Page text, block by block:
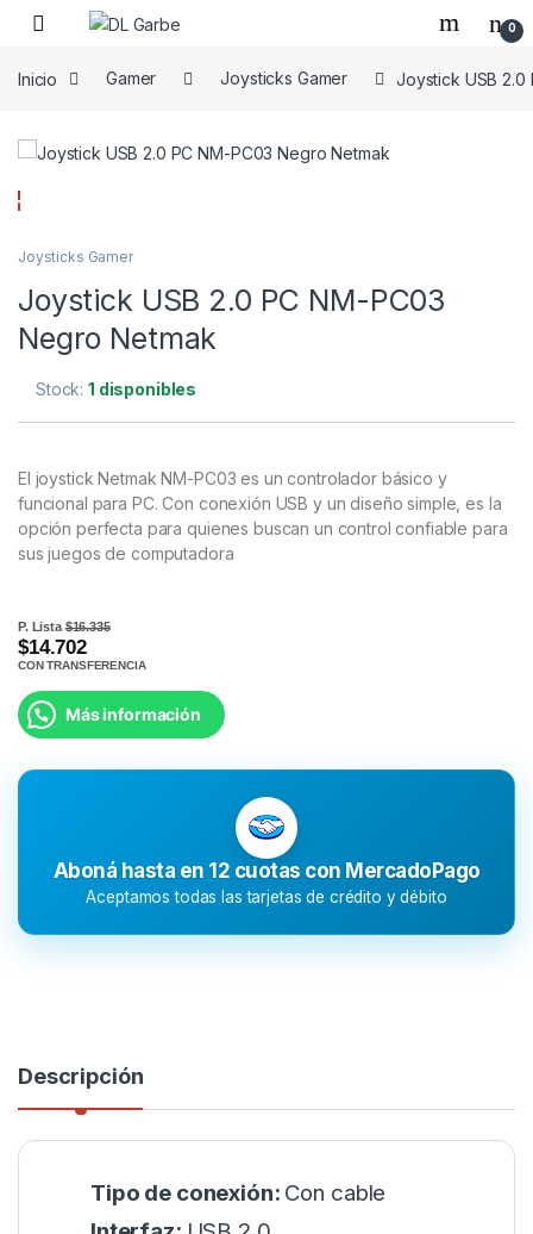
0
Inicio Gamer Joysticks Gamer Joystick USB 2.0
Joysticks Gamer
Joystick USB 2.0 PC NM-PC03
Negro Netmak
Stock:1 disponibles
El joystick Netmak NM-PC03 es un controlador básico y
funcional para PC. Con conexión USB y un diseño simple, es la
opción perfecta para quienes buscan un control confiable para
sus juegos de computadora
P. Lista$16.335
$14.702
CON TRANSFERENCIA
Más información
Aboná hasta en 12 cuotas con MercadoPago
Aceptamos todas las tarjetas de crédito y débito
Descripción
Tipo de conexión: Con cable